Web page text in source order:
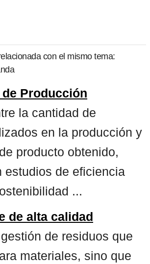
con el mismo tema:
Producción
la cantidad de
en la producción y
producto obtenido,
estudios de eficiencia
...
de alta calidad
de residuos que
materiales, sino que